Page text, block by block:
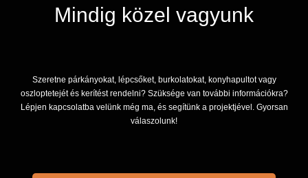
Mindig közel vagyunk
Szeretne párkányokat, lépcsőket, burkolatokat, konyhapultot vagy
oszloptetejét és kerítést rendelni? Szüksége van további információkra?
Lépjen kapcsolatba velünk még ma, és segítünk a projektjével. Gyorsan
válaszolunk!